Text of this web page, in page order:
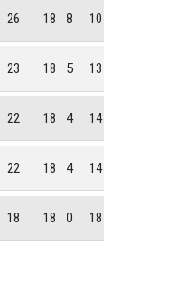
26 18 8 10
23 18 5 13
22 18 4 14
22 18 4 14
18 18 0 18